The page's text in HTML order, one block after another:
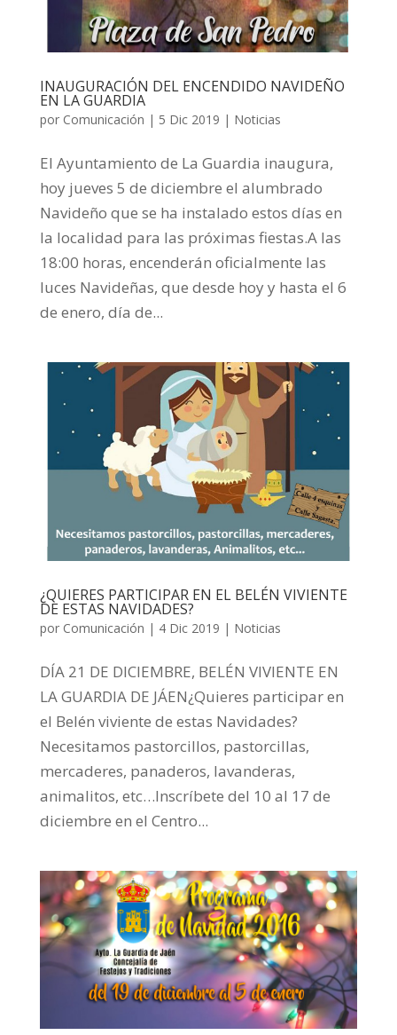
INAUGURACIÓN DEL ENCENDIDO NAVIDEÑO
EN LA GUARDIA
por Comunicación | 5 Dic 2019 | Noticias
El Ayuntamiento de La Guardia inaugura,
hoy jueves 5 de diciembre el alumbrado
Navideño que se ha instalado estos días en
la localidad para las próximas fiestas.A las
18:00 horas, encenderán oficialmente las
luces Navideñas, que desde hoy y hasta el 6
de enero, día de...
¿QUIERES PARTICIPAR EN EL BELÉN VIVIENTE
DE ESTAS NAVIDADES?
por Comunicación | 4 Dic 2019 | Noticias
DÍA 21 DE DICIEMBRE, BELÉN VIVIENTE EN
LA GUARDIA DE JÁEN¿Quieres participar en
el Belén viviente de estas Navidades?
Necesitamos pastorcillos, pastorcillas,
mercaderes, panaderos, lavanderas,
animalitos, etc…Inscríbete del 10 al 17 de
diciembre en el Centro...